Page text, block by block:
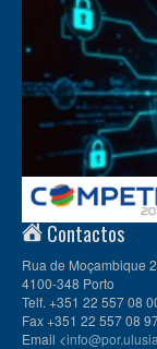
Contactos
Rua de Moçambique
4100-348 Porto
Telf. +351 22 557 08
Fax +351 22 557 08
Email <